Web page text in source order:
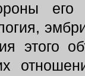
его
этого